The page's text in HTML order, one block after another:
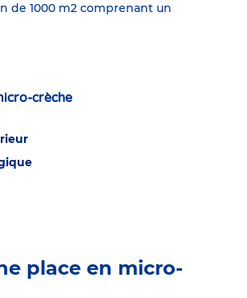
de 1000 m2 comprenant un
crèche
place en micro-